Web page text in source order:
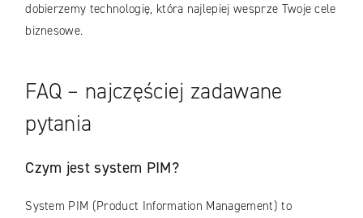
dobierzemy technologię, która najlepiej wesprze Twoje cele
biznesowe.
FAQ – najczęściej zadawane
pytania
Czym jest system PIM?
System PIM (Product Information Management) to